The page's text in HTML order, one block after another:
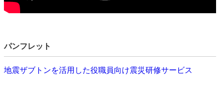
パンフレット
地震ザブトンを活用した役職員向け震災研修サービス